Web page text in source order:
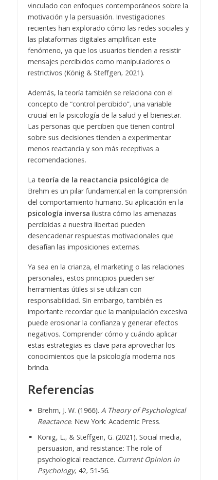
vinculado con enfoques contemporáneos sobre la
motivación y la persuasión. Investigaciones
recientes han explorado cómo las redes sociales y
las plataformas digitales amplifican este
fenómeno, ya que los usuarios tienden a resistir
mensajes percibidos como manipuladores o
restrictivos (König & Steffgen, 2021).
Además, la teoría también se relaciona con el
concepto de “control percibido”, una variable
crucial en la psicología de la salud y el bienestar.
Las personas que perciben que tienen control
sobre sus decisiones tienden a experimentar
menos reactancia y son más receptivas a
recomendaciones.
La teoría de la reactancia psicológica de
Brehm es un pilar fundamental en la comprensión
del comportamiento humano. Su aplicación en la
psicología inversa ilustra cómo las amenazas
percibidas a nuestra libertad pueden
desencadenar respuestas motivacionales que
desafían las imposiciones externas.
Ya sea en la crianza, el marketing o las relaciones
personales, estos principios pueden ser
herramientas útiles si se utilizan con
responsabilidad. Sin embargo, también es
importante recordar que la manipulación excesiva
puede erosionar la confianza y generar efectos
negativos. Comprender cómo y cuándo aplicar
estas estrategias es clave para aprovechar los
conocimientos que la psicología moderna nos
brinda.
Referencias
Brehm, J. W. (1966). A Theory of Psychological
Reactance. New York: Academic Press.
König, L., & Steffgen, G. (2021). Social media,
persuasion, and resistance: The role of
psychological reactance. Current Opinion in
Psychology, 42, 51-56.